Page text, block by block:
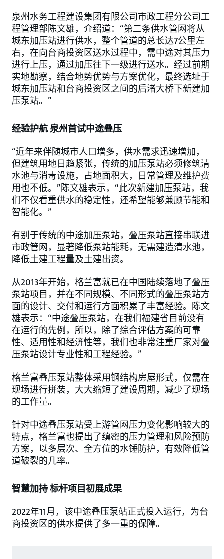
泉州水务工程建设集团有限公司市政工程分公司工
程管理部陈文雄，介绍道：“第二条供水管网将从
城东加压站进行供水，整个管道的总长达7公里左
右，在向台商投资区送水过程中，需中途对其压力
进行上压，通过加压往下一级进行送水。经过前期
实地勘察，结合地势优势与方案优化，最终选址于
城东加压站和台商投资区之间的后渚大桥下新建加
压泵站。”
经验护航 泉州首试中途叠压
“近年来伴随城市人口增多，供水需求迅速增加，
但建筑用地日趋紧张，传统的加压泵站必须修筑清
水池与消毒设施，占地面积大，日常管理及维护费
用也不低。”陈文雄表示，“此次新建加压泵站，我
们不仅看重供水的稳定性，还希望能够兼顾节能和
智能化。”
有别于传统的中途加压泵站，叠压泵站直接串联进
市政管网，显著降低泵站能耗，无需建造清水池，
降低土建工程量及土建出资。
从2013年开始，格兰富就已在中国陆续落地了叠压
泵站项目，并在不同规模、不同形式的叠压泵站方
面的设计、交付和运行方面积累了丰富经验。陈文
雄表示：“中途叠压泵站，在我们福建省目前没有
在运行的先例，所以，除了综合评估方案的可靠
性、适用性和经济性等，我们也非常注重厂家对叠
压泵站设计专业性和工程经验。”
格兰富叠压泵站整体采用钢结构房屋形式，仅需在
现场进行拼装，大大缩短了建设周期，减少了现场
的工作量。
针对中途叠压泵站受上游管网压力变化影响较大的
特点，格兰富也提出了缜密的压力管理和风险预防
方案，以多层次、全方位的水锤防护，有效降低管
道破裂的几率。
智慧加持 标杆项目初展成果
2022年11月，该中途叠压泵站正式投入运行，为台
商投资区的供水提供了多一重的保障。